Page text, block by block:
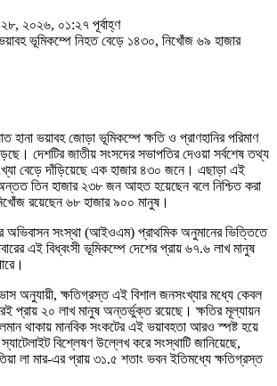
২০২৬, ০১:২৭ পূর্বাহ্ণ
হানা ভয়াবহ জোড়া ভূমিকম্পে ক্ষতি ও প্রাণহানির পরিমাণ
দেশটির জাতীয় সংসদের সভাপতির দেওয়া সর্বশেষ তথ্য
বেড়ে দাঁড়িয়েছে এক হাজার ৪৩০ জনে। এছাড়া এই
অন্তত তিন হাজার ২৩৮ জন আহত হয়েছেন বলে নিশ্চিত করা
রয়েছেন ৬৮ হাজার ৯০০ মানুষ।
অভিবাসন সংস্থা (আইওএম) প্রাথমিক অনুমানের ভিত্তিতে
এই বিধ্বংসী ভূমিকম্পে দেশের প্রায় ৬৭.৬ লাখ মানুষ
অনুযায়ী, ক্ষতিগ্রস্ত এই বিশাল জনসংখ্যার মধ্যে কেবল
প্রায় ২০ লাখ মানুষ অন্তর্ভুক্ত রয়েছে। ক্ষতির মূল্যায়ন
থাকায় মানবিক সংকটের এই ভয়াবহতা আরও স্পষ্ট হয়ে
বিশ্লেষণ উল্লেখ করে সংস্থাটি জানিয়েছে,
লা মার-এর প্রায় ৩১.৫ শতাং ভবন ইতিমধ্যে ক্ষতিগ্রস্ত